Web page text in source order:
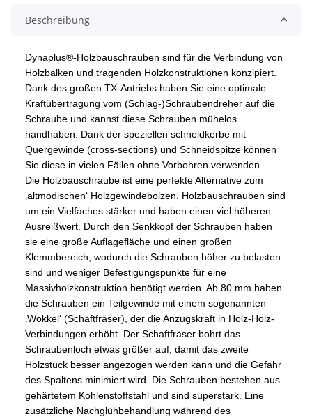
Beschreibung
Dynaplus®-Holzbauschrauben sind für die Verbindung von
Holzbalken und tragenden Holzkonstruktionen konzipiert.
Dank des großen TX-Antriebs haben Sie eine optimale
Kraftübertragung vom (Schlag-)Schraubendreher auf die
Schraube und kannst diese Schrauben mühelos
handhaben. Dank der speziellen schneidkerbe mit
Quergewinde (cross-sections) und Schneidspitze können
Sie diese in vielen Fällen ohne Vorbohren verwenden.
Die Holzbauschraube ist eine perfekte Alternative zum
‚altmodischen‘ Holzgewindebolzen. Holzbauschrauben sind
um ein Vielfaches stärker und haben einen viel höheren
Ausreißwert. Durch den Senkkopf der Schrauben haben
sie eine große Auflagefläche und einen großen
Klemmbereich, wodurch die Schrauben höher zu belasten
sind und weniger Befestigungspunkte für eine
Massivholzkonstruktion benötigt werden. Ab 80 mm haben
die Schrauben ein Teilgewinde mit einem sogenannten
‚Wokkel‘ (Schaftfräser), der die Anzugskraft in Holz-Holz-
Verbindungen erhöht. Der Schaftfräser bohrt das
Schraubenloch etwas größer auf, damit das zweite
Holzstück besser angezogen werden kann und die Gefahr
des Spaltens minimiert wird. Die Schrauben bestehen aus
gehärtetem Kohlenstoffstahl und sind superstark. Eine
zusätzliche Nachglühbehandlung während des